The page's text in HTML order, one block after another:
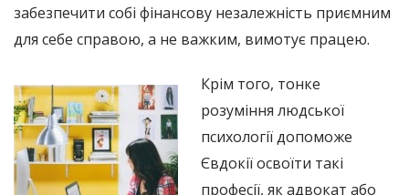
забезпечити собі фінансову незалежність приємним
для себе справою, а не важким, вимотує працею.
Крім того, тонке
розуміння людської
психології допоможе
Євдокії освоїти такі
професії, як адвокат або